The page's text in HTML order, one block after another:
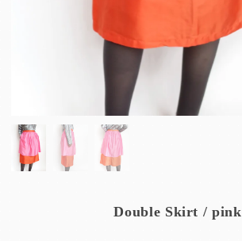
Double Skirt / pink